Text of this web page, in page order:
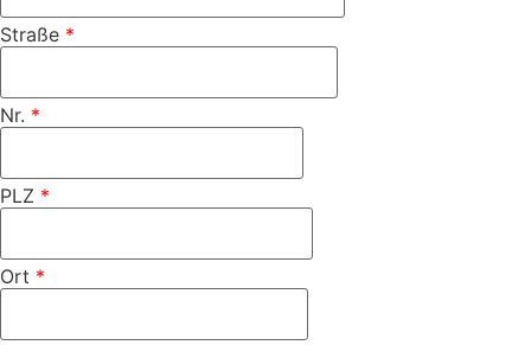
Straße *
Nr. *
PLZ *
Ort *